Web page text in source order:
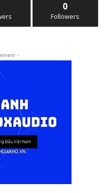
0
Followers
-